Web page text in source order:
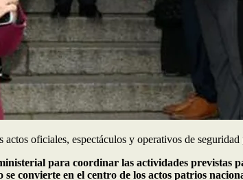
oficiales, espectáculos y operativos de seguridad
para coordinar las actividades previstas
convierte en el centro de los actos patrios